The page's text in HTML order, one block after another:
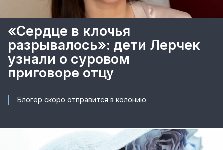
«Сердце в клочья
разрывалось»: дети Лерчек
узнали о суровом
приговоре отцу
Блогер скоро отправится в колонию